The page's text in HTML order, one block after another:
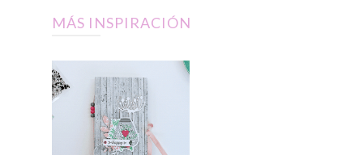
MÁS INSPIRACIÓN